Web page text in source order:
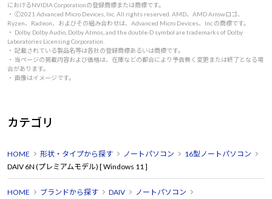
におけるNVIDIA Corporationの登録商標または商標です。
・ 🄫2021 Advanced Micro Devices, Inc. All rights reserved. AMD、AMD Arrowロゴ、
Ryzen、Radeon、およびその組み合わせは、Advanced Micro Devices、Inc.の商標です。
・ Dolby, Dolby Audio, Dolby Atmos, and the double-D symbol are trademarks of Dolby
Laboratories Licensing Corporation.
・ 記載されている製品名等は各社の登録商標あるいは商標です。
・ 当ページの掲載内容および価格は、在庫などの都合により予告無く変更または終了となる場
合があります。
・ 画像はイメージです。
カテゴリ
HOME 形状・タイプから探す ノートパソコン
16型ノートパソコン
DAIV 6N (プレミアムモデル) [ Windows 11 ]
HOME ブランドから探す DAIV
ノートパソコン